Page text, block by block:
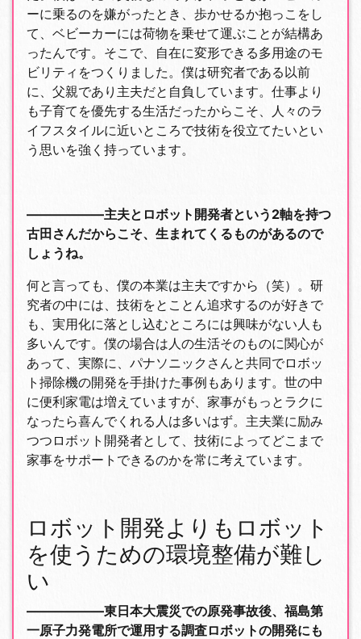
ーに乗るのを嫌がったとき、歩かせるか抱っこをし
て、ベビーカーには荷物を乗せて運ぶことが結構あ
ったんです。そこで、自在に変形できる多用途のモ
ビリティをつくりました。僕は研究者である以前
に、父親であり主夫だと自負しています。仕事より
も子育てを優先する生活だったからこそ、人々のラ
イフスタイルに近いところで技術を役立てたいとい
う思いを強く持っています。
――――――主夫とロボット開発者という2軸を持つ
古田さんだからこそ、生まれてくるものがあるので
しょうね。
何と言っても、僕の本業は主夫ですから（笑）。研
究者の中には、技術をとことん追求するのが好きで
も、実用化に落とし込むところには興味がない人も
多いんです。僕の場合は人の生活そのものに関心が
あって、実際に、パナソニックさんと共同でロボッ
ト掃除機の開発を手掛けた事例もあります。世の中
に便利家電は増えていますが、家事がもっとラクに
なったら喜んでくれる人は多いはず。主夫業に励み
つつロボット開発者として、技術によってどこまで
家事をサポートできるのかを常に考えています。
ロボット開発よりもロボット
を使うための環境整備が難し
い
――――――東日本大震災での原発事故後、福島第
一原子力発電所で運用する調査ロボットの開発にも